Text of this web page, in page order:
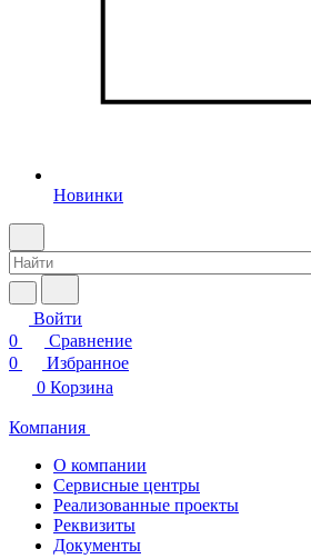
Новинки
Войти
0
Сравнение
0
Избранное
0 Корзина
Компания
О компании
Сервисные центры
Реализованные проекты
Реквизиты
Документы